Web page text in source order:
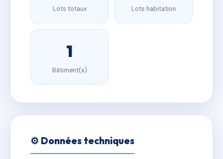
Lots totaux Lots habitation
1
Bâtiment(s)
⚙️ Données techniques